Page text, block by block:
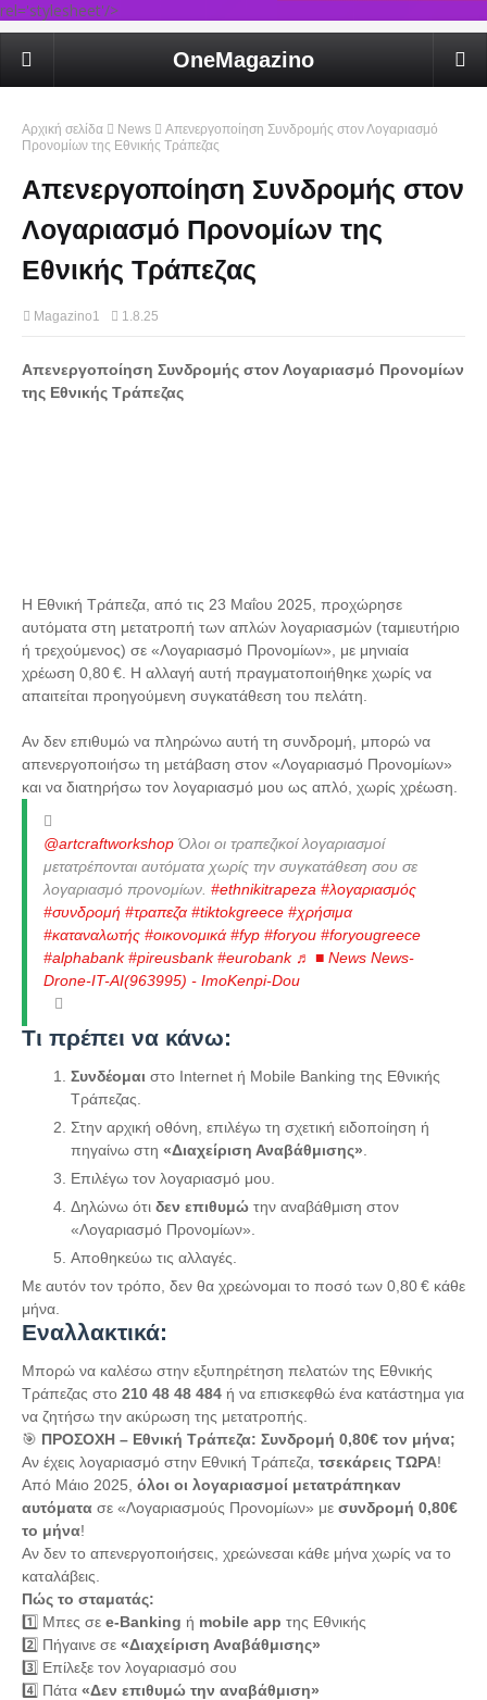
rel='stylesheet'/>
OneMagazino
Αρχική σελίδα News
Απενεργοποίηση Συνδρομής στον Λογαριασμό
Προνομίων της Εθνικής Τράπεζας
Απενεργοποίηση Συνδρομής στον
Λογαριασμό Προνομίων της
Εθνικής Τράπεζας
Magazino1 1.8.25
Απενεργοποίηση Συνδρομής στον Λογαριασμό Προνομίων
της Εθνικής Τράπεζας
Η Εθνική Τράπεζα, από τις 23 Μαΐου 2025, προχώρησε
αυτόματα στη μετατροπή των απλών λογαριασμών (ταμιευτήριο
ή τρεχούμενος) σε «Λογαριασμό Προνομίων», με μηνιαία
χρέωση 0,80 €. Η αλλαγή αυτή πραγματοποιήθηκε χωρίς να
απαιτείται προηγούμενη συγκατάθεση του πελάτη.
Αν δεν επιθυμώ να πληρώνω αυτή τη συνδρομή, μπορώ να
απενεργοποιήσω τη μετάβαση στον «Λογαριασμό Προνομίων»
και να διατηρήσω τον λογαριασμό μου ως απλό, χωρίς χρέωση.
@artcraftworkshop Όλοι οι τραπεζικοί λογαριασμοί
μετατρέπονται αυτόματα χωρίς την συγκατάθεση σου σε
λογαριασμό προνομίων. #ethnikitrapeza #λογαριασμός
#συνδρομή #τραπεζα #tiktokgreece #χρήσιμα
#καταναλωτής #οικονομικά #fyp #foryou #foryougreece
#alphabank #pireusbank #eurobank ♬ ■ News News-
Drone-IT-AI(963995) - ImoKenpi-Dou
Τι πρέπει να κάνω:
Συνδέομαι στο Internet ή Mobile Banking της Εθνικής
Τράπεζας.
Στην αρχική οθόνη, επιλέγω τη σχετική ειδοποίηση ή
πηγαίνω στη «Διαχείριση Αναβάθμισης»
Επιλέγω τον λογαριασμό μου.
Δηλώνω ότι δεν επιθυμώ την αναβάθμιση στον
«Λογαριασμό Προνομίων».
Αποθηκεύω τις αλλαγές.
Με αυτόν τον τρόπο, δεν θα χρεώνομαι το ποσό των 0,80 € κάθε
μήνα.
Εναλλακτικά:
Μπορώ να καλέσω στην εξυπηρέτηση πελατών της Εθνικής
Τράπεζας στο 210 48 48 484 ή να επισκεφθώ ένα κατάστημα για
να ζητήσω την ακύρωση της μετατροπής.
🎯 ΠΡΟΣΟΧΗ – Εθνική Τράπεζα: Συνδρομή 0,80€ τον μήνα;
Αν έχεις λογαριασμό στην Εθνική Τράπεζα, τσεκάρεις ΤΩΡΑ!
Από Μάιο 2025, όλοι οι λογαριασμοί μετατράπηκαν
αυτόματα σε «Λογαριασμούς Προνομίων» με συνδρομή 0,80€
το μήνα!
Αν δεν το απενεργοποιήσεις, χρεώνεσαι κάθε μήνα χωρίς να το
καταλάβεις.
Πώς το σταματάς:
1️⃣ Μπες σε e-Banking ή mobile app της Εθνικής
2️⃣ Πήγαινε σε «Διαχείριση Αναβάθμισης»
3️⃣ Επίλεξε τον λογαριασμό σου
4️⃣ Πάτα «Δεν επιθυμώ την αναβάθμιση»